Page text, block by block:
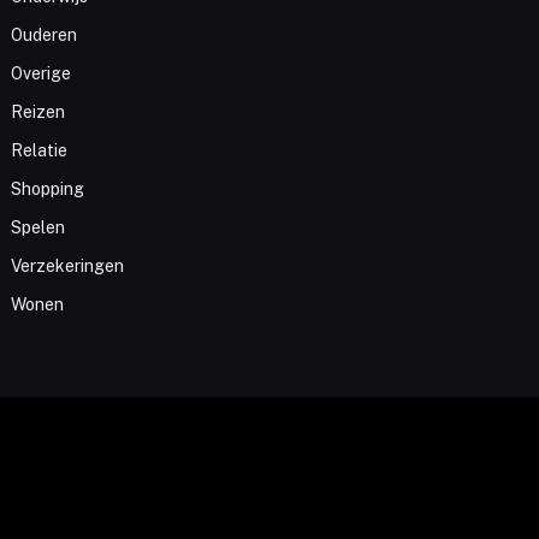
Ouderen
Overige
Reizen
Relatie
Shopping
Spelen
Verzekeringen
Wonen